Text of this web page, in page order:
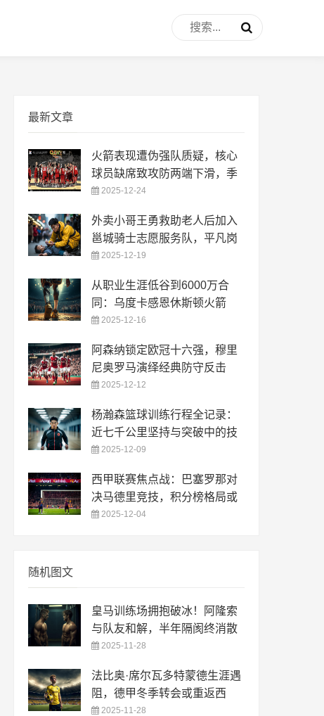
最新文章
火箭表现遭伪强队质疑，核心
球员缺席致攻防两端下滑，季
2025-12-24
外卖小哥王勇救助老人后加入
邕城骑士志愿服务队，平凡岗
2025-12-19
从职业生涯低谷到6000万合
同：乌度卡感恩休斯顿火箭
2025-12-16
阿森纳锁定欧冠十六强，穆里
尼奥罗马演绎经典防守反击
2025-12-12
杨瀚森篮球训练行程全记录：
近七千公里坚持与突破中的技
2025-12-09
西甲联赛焦点战：巴塞罗那对
决马德里竞技，积分榜格局或
2025-12-04
随机图文
皇马训练场拥抱破冰！阿隆索
与队友和解，半年隔阂终消散
2025-11-28
法比奥·席尔瓦多特蒙德生涯遇
阻，德甲冬季转会或重返西
2025-11-28